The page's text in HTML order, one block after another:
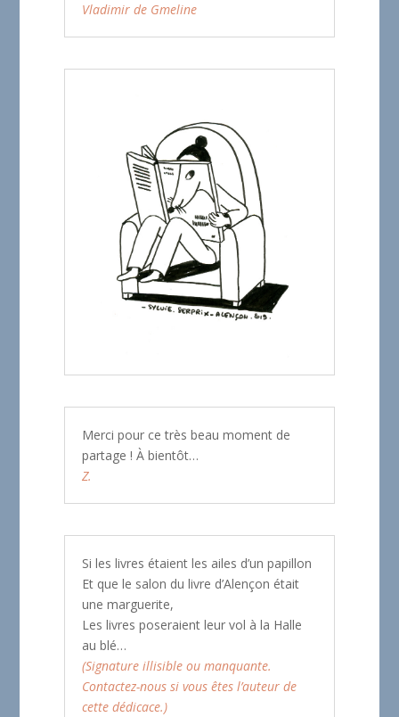
Vladimir de Gmeline
Merci pour ce très beau moment de
partage ! À bientôt…
Z.
Si les livres étaient les ailes d’un papillon
Et que le salon du livre d’Alençon était
une marguerite,
Les livres poseraient leur vol à la Halle
au blé…
(Signature illisible ou manquante.
Contactez-nous si vous êtes l’auteur de
cette dédicace.)